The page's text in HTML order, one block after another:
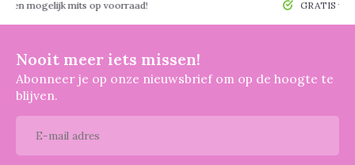
mits op voorraad! GRATIS
Nooit meer iets missen!
Abonneer je op onze nieuwsbrief om op de hoogte te
blijven.